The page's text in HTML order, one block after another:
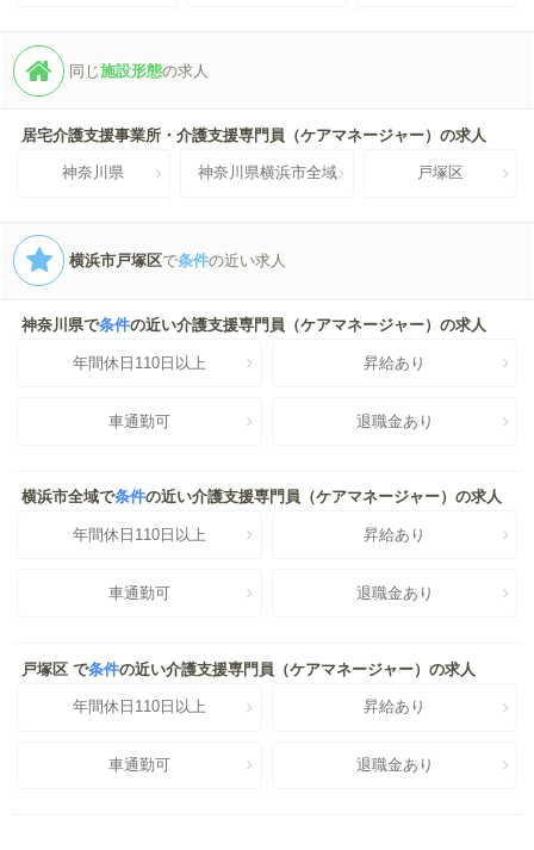
同じ施設形態の求人
居宅介護支援事業所・介護支援専門員（ケアマネージャー）の求人
神奈川県 神奈川県横浜市全域 戸塚区
横浜市戸塚区で条件の近い求人
神奈川県で条件の近い介護支援専門員（ケアマネージャー）の求人
年間休日110日以上 昇給あり
車通勤可 退職金あり
横浜市全域で条件の近い介護支援専門員（ケアマネージャー）の求人
年間休日110日以上 昇給あり
車通勤可 退職金あり
戸塚区 で条件の近い介護支援専門員（ケアマネージャー）の求人
年間休日110日以上 昇給あり
車通勤可 退職金あり